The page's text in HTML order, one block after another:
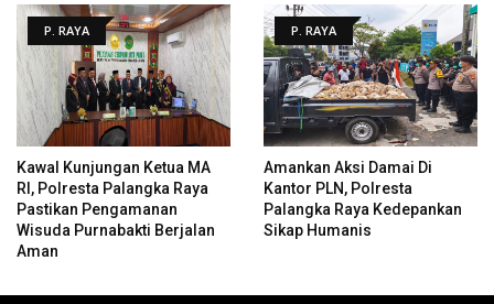
P. RAYA
Kawal Kunjungan Ketua MA
RI, Polresta Palangka Raya
Pastikan Pengamanan
Wisuda Purnabakti Berjalan
Aman
P. RAYA
Amankan Aksi Damai Di
Kantor PLN, Polresta
Palangka Raya Kedepankan
Sikap Humanis